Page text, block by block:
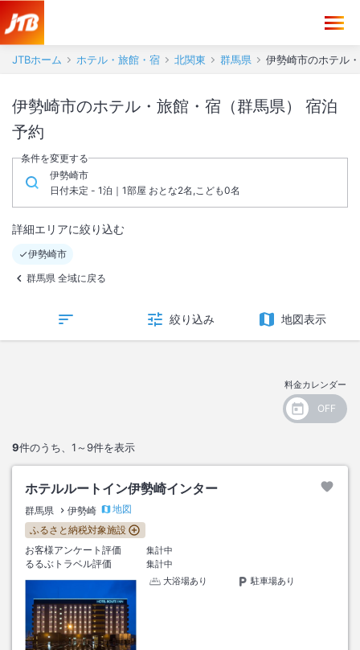
JTBホーム ホテル・旅館・宿 北関東 群馬県 伊勢崎市のホテル
伊勢崎市のホテル・旅館・宿（群馬県） 宿泊
予約
条件を変更する
伊勢崎市
日付未定 - 1泊｜1部屋 おとな2名,こども0名
詳細エリアに絞り込む
伊勢崎市
群馬県 全域に戻る
絞り込み 地図表示
料金カレンダー
9件のうち、 1～9件を表示
ホテルルートイン伊勢崎インター
群馬県 伊勢崎
地図
ふるさと納税対象施設
お客様アンケート評価
集計中
るるぶトラベル評価
集計中
大浴場あり
駐車場あり